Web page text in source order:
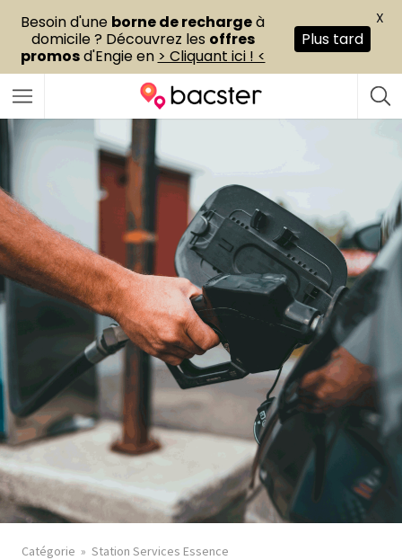
Catégorie Station Services Essence
Besoin d'une borne de rechargeà
domicile ? Découvrez les offres
promosd'Engie en > Cliquant ici ! <
Plus tard
X